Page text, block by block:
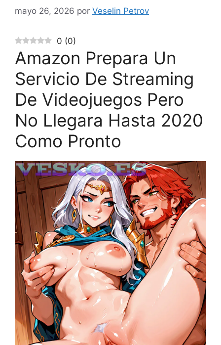
mayo 26, 2026 por Veselin Petrov
0 (0)
Amazon Prepara Un
Servicio De Streaming
De Videojuegos Pero
No Llegara Hasta 2020
Como Pronto